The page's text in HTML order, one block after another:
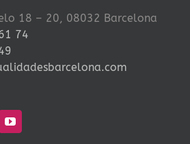
18 – 20, 08032 Barcelona
74